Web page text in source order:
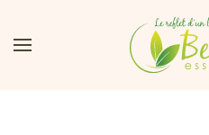
Accéder au contenu